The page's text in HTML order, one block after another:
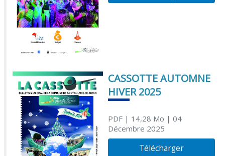
CASSOTTE AUTOMNE
HIVER 2025
PDF| 14,28 Mo | 04
Décembre 2025
Télécharger